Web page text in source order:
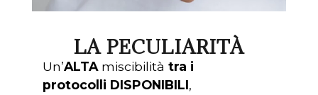
LA PECULIARITÀ
Un’ALTA miscibilità tra i
protocolli DISPONIBILI,